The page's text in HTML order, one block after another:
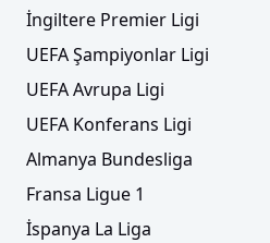
İngiltere Premier Ligi
UEFA Şampiyonlar Ligi
UEFA Avrupa Ligi
UEFA Konferans Ligi
Almanya Bundesliga
Fransa Ligue 1
İspanya La Liga